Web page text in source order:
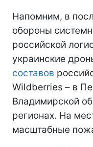
Напомним, в
обороны
российской
украинские
составов
Wildberries – в
Владимирской
регионах. На
масштабные